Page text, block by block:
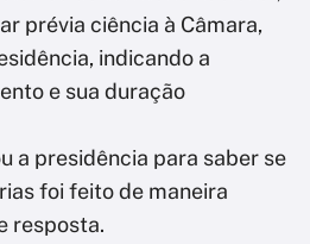
prévia ciência à Câmara,
indicando a
e sua duração
a presidência para saber se
foi feito de maneira
resposta.